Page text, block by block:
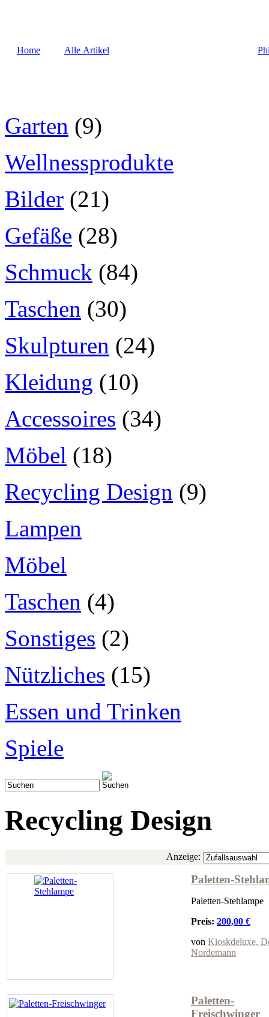
Home Alle Artikel
Garten (9)
Wellnessprodukte
Bilder (21)
Gefäße (28)
Schmuck (84)
Taschen (30)
Skulpturen (24)
Kleidung (10)
Accessoires (34)
Möbel (18)
Recycling Design (9)
Lampen
Möbel
Taschen (4)
Sonstiges (2)
Nützliches (15)
Essen und Trinken
Spiele
Recycling Design
Anzeige:
Paletten-
Paletten-Stehlampe
Preis: 200,00 €
von Kioskdeluxe,
Nordemann
Paletten-
Freischwinger